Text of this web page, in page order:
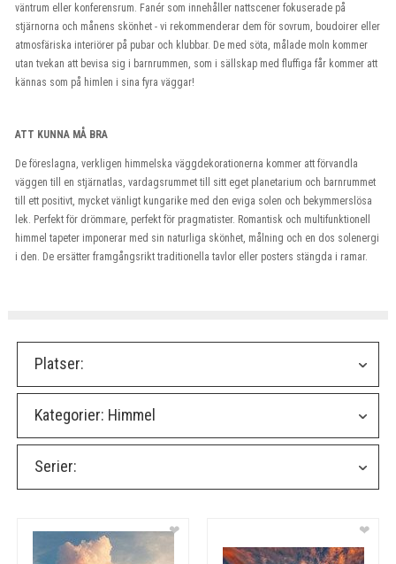
väntrum eller konferensrum. Fanér som innehåller nattscener fokuserade på
stjärnorna och månens skönhet - vi rekommenderar dem för sovrum, boudoirer eller
atmosfäriska interiörer på pubar och klubbar. De med söta, målade moln kommer
utan tvekan att bevisa sig i barnrummen, som i sällskap med fluffiga får kommer att
kännas som på himlen i sina fyra väggar!
ATT KUNNA MÅ BRA
De föreslagna, verkligen himmelska väggdekorationerna kommer att förvandla
väggen till en stjärnatlas, vardagsrummet till sitt eget planetarium och barnrummet
till ett positivt, mycket vänligt kungarike med den eviga solen och bekymmerslösa
lek. Perfekt för drömmare, perfekt för pragmatister. Romantisk och multifunktionell
himmel tapeter imponerar med sin naturliga skönhet, målning och en dos solenergi
i den. De ersätter framgångsrikt traditionella tavlor eller posters stängda i ramar.
Platser:
Kategorier: Himmel
Serier:
❤ ❤